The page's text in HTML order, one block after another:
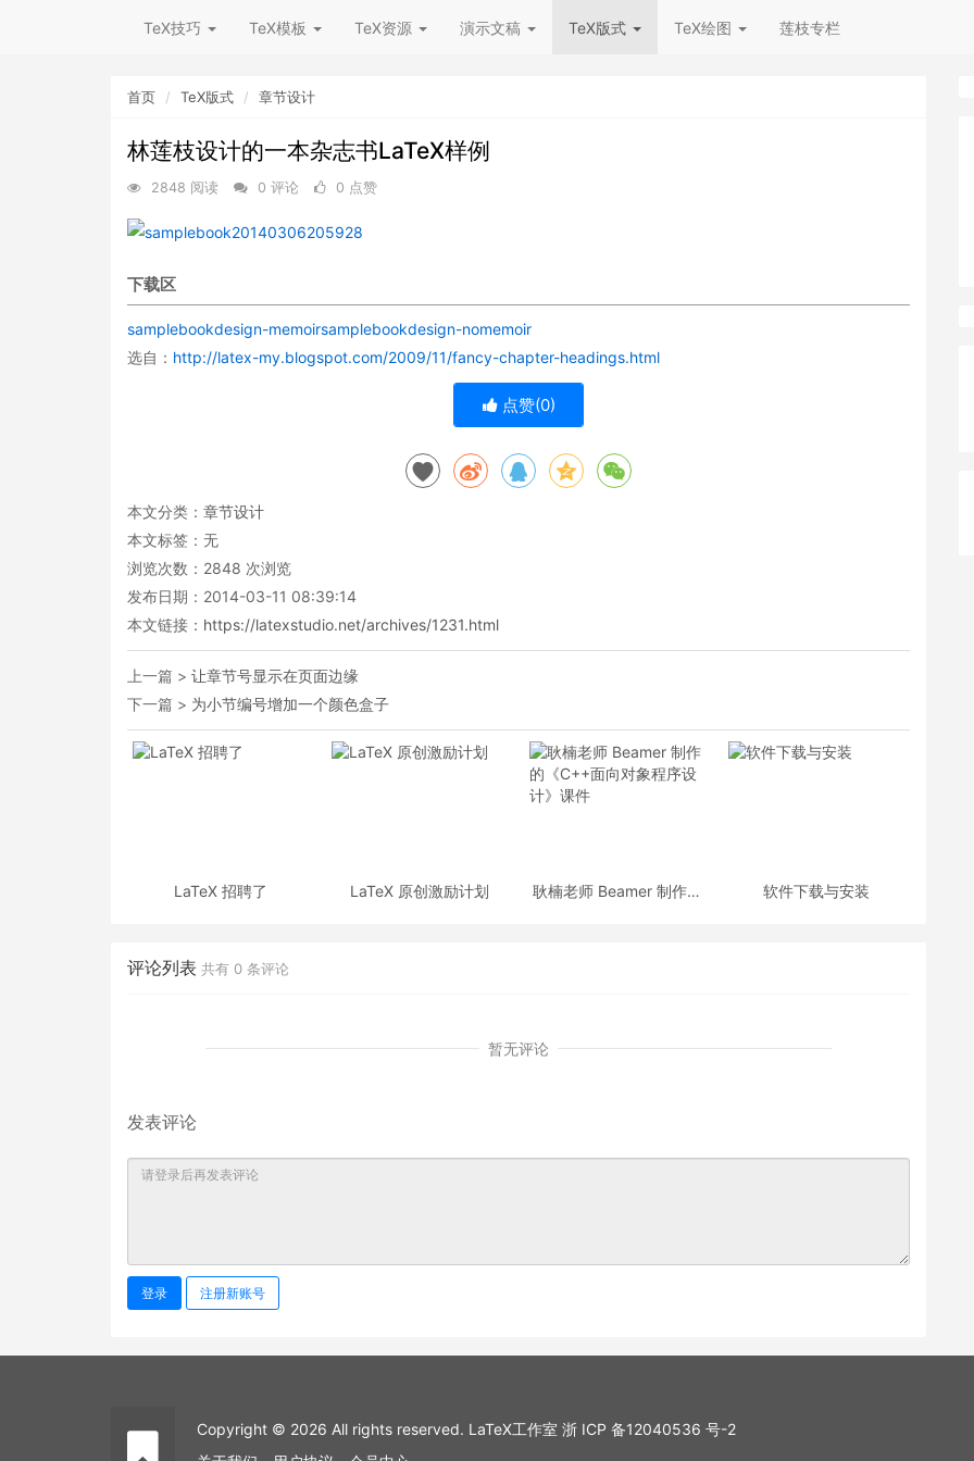
TeX技巧 TeX模板 TeX资源 演示文稿 TeX版式 TeX绘图 莲枝专栏
首页 TeX版式 章节设计
林莲枝设计的一本杂志书LaTeX样例
2848 阅读 0 评论 0 点赞
下载区
samplebookdesign-memoirsamplebookdesign-nomemoir
选自： http://latex-my.blogspot.com/2009/11/fancy-chapter-headings.html
点赞(0)
本文分类： 章节设计
本文标签：无
浏览次数： 2848 次浏览
发布日期：2014-03-11 08:39:14
本文链接： https://latexstudio.net/archives/1231.html
上一篇 > 让章节号显示在页面边缘
下一篇 > 为小节编号增加一个颜色盒子
LaTeX 招聘了 LaTeX 原创激励计划
耿楠老师 Beamer 制作的
软件下载与安装
评论列表 共有 0 条评论
暂无评论
发表评论
登录 注册新账号
Copyright © 2026 All rights reserved. LaTeX工作室 浙 ICP 备12040536 号-2